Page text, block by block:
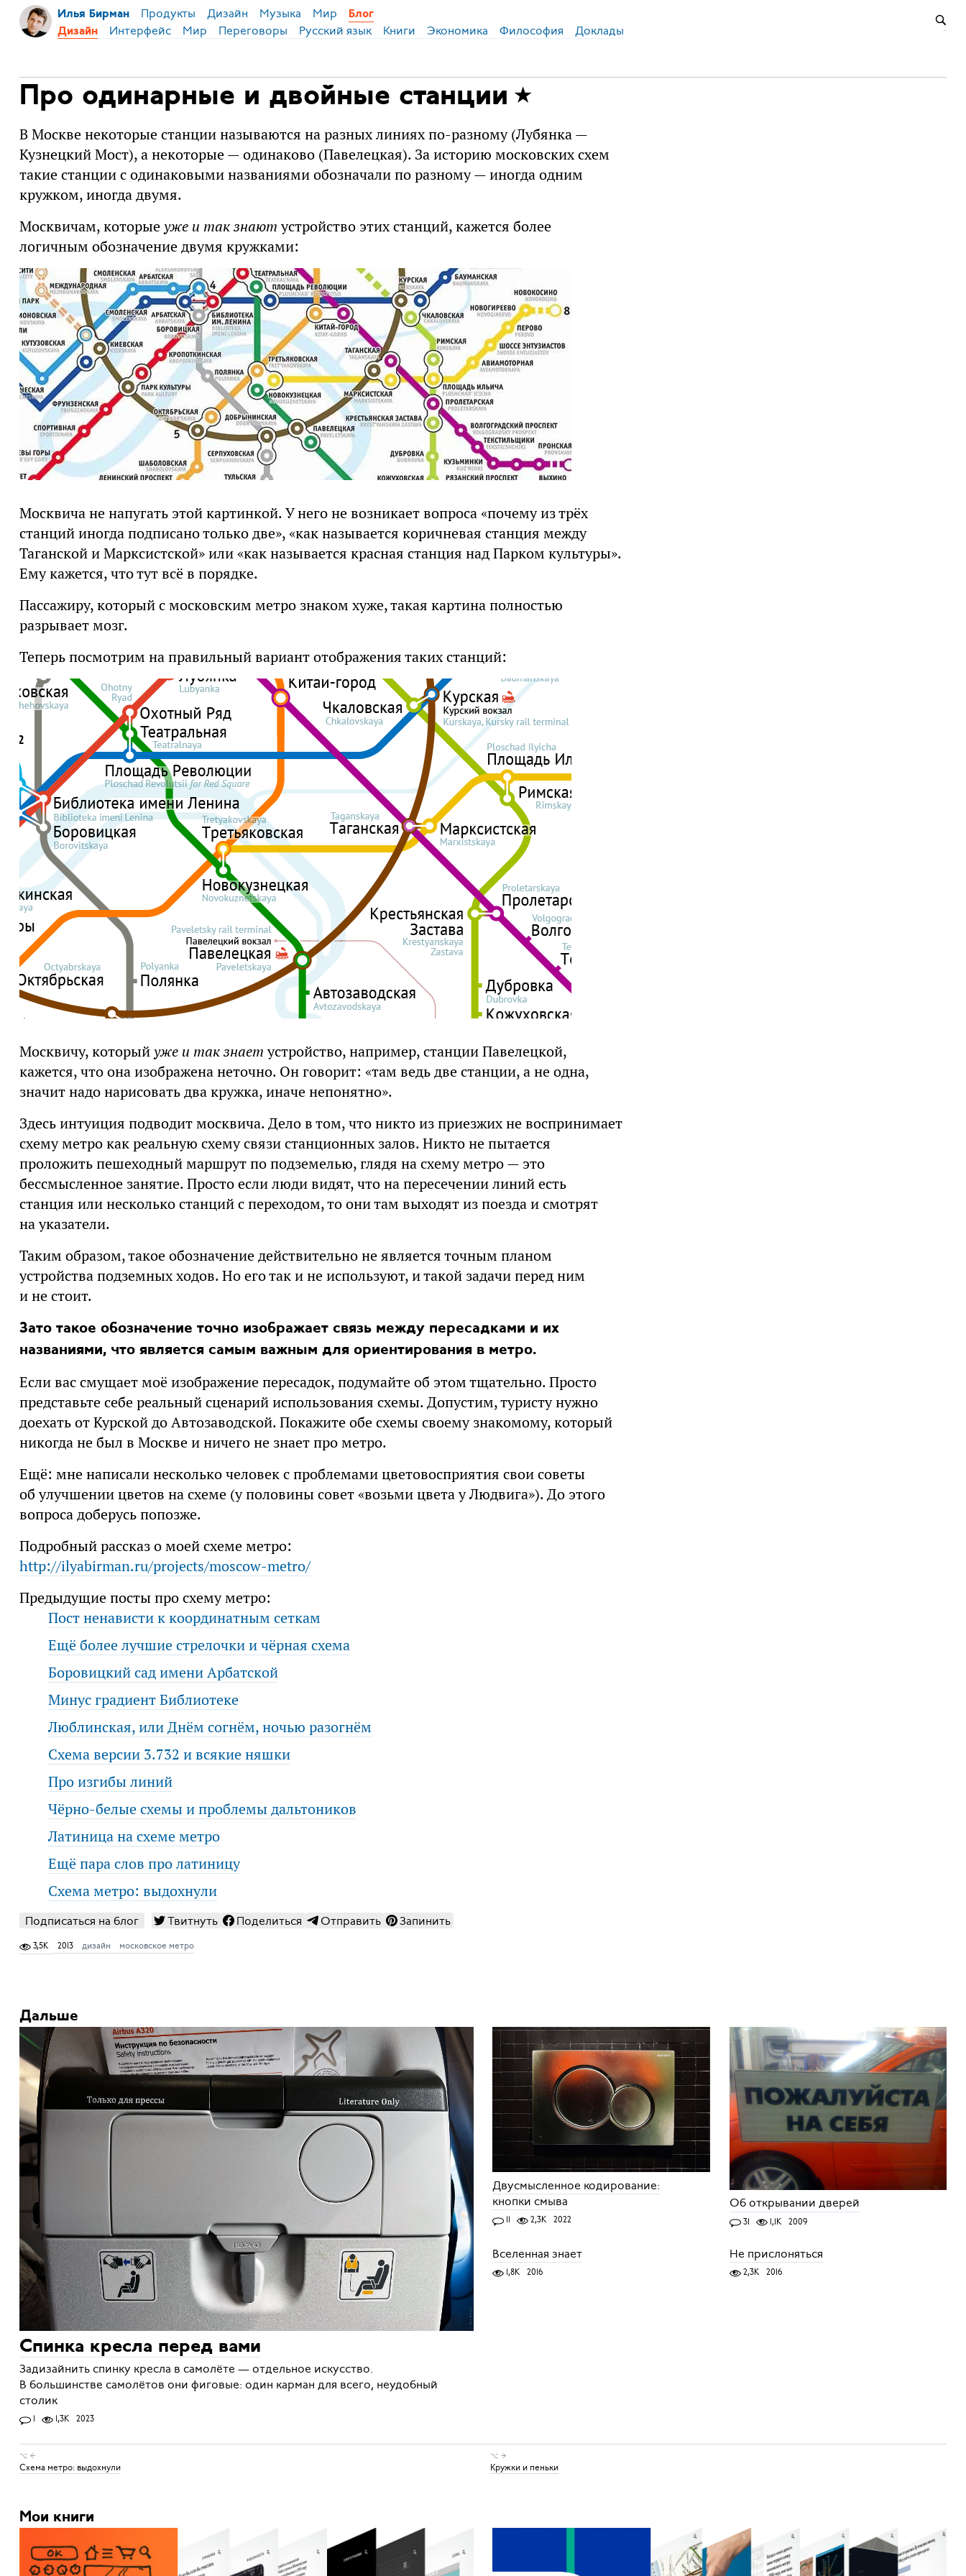
Илья Бирман Продукты Дизайн Музыка Мир
Блог
Дизайн
Интерфейс Мир Переговоры Русский язык Книги Экономика Философия Доклады
Про одинарные и двойные станции
В Москве некоторые станции называются на разных линиях по-разному (Лубянка —
Кузнецкий Мост), а некоторые — одинаково (Павелецкая). За историю московских схем
такие станции с одинаковыми названиями обозначали по разному — иногда одним
кружком, иногда двумя.
Москвичам, которыеуже и так знаютустройство этих станций, кажется более
логичным обозначение двумя кружками:
Москвича не напугать этой картинкой. У него не возникает вопроса «почему из трёх
станций иногда подписано только две», «как называется коричневая станция между
Таганской и Марксистской» или «как называется красная станция над Парком культуры».
Ему кажется, что тут всё в порядке.
Пассажиру, который с московским метро знаком хуже, такая картина полностью
разрывает мозг.
Теперь посмотрим на правильный вариант отображения таких станций:
Москвичу, которыйуже и так знаетустройство, например, станции Павелецкой,
кажется, что она изображена неточно. Он говорит: «там ведь две станции, а не одна,
значит надо нарисовать два кружка, иначе непонятно».
Здесь интуиция подводит москвича. Дело в том, что никто из приезжих не воспринимает
схему метро как реальную схему связи станционных залов. Никто не пытается
проложить пешеходный маршрут по подземелью, глядя на схему метро — это
бессмысленное занятие. Просто если люди видят, что на пересечении линий есть
станция или несколько станций с переходом, то они там выходят из поезда и смотрят
на указатели.
Таким образом, такое обозначение действительно не является точным планом
устройства подземных ходов. Но его так и не используют, и такой задачи перед ним
и не стоит.
Зато такое обозначение точно изображает связь между пересадками и их
названиями, что является самым важным для ориентирования в метро.
Если вас смущает моё изображение пересадок, подумайте об этом тщательно. Просто
представьте себе реальный сценарий использования схемы. Допустим, туристу нужно
доехать от Курской до Автозаводской. Покажите обе схемы своему знакомому, который
никогда не был в Москве и ничего не знает про метро.
Ещё: мне написали несколько человек с проблемами цветовосприятия свои советы
об улучшении цветов на схеме (у половины совет «возьми цвета у Людвига»). До этого
вопроса доберусь попозже.
Подробный рассказ о моей схеме метро:
http://ilyabirman.ru/projects/moscow-metro/
Предыдущие посты про схему метро:
Пост ненависти к координатным сеткам
Ещё более лучшие стрелочки и чёрная схема
Боровицкий сад имени Арбатской
Минус градиент Библиотеке
Люблинская, или Днём согнём, ночью разогнём
Схема версии 3.732 и всякие няшки
Про изгибы линий
Чёрно-белые схемы и проблемы дальтоников
Латиница на схеме метро
Ещё пара слов про латиницу
Схема метро: выдохнули
Подписаться на блог Твитнуть Поделиться Отправить Запинить
3,5K 2013 дизайн московское метро
Дальше
Спинка кресла перед вами
Задизайнить спинку кресла в самолёте — отдельное искусство.
В большинстве самолётов они фиговые: один карман для всего, неудобный
столик
1 1,3K 2023
Двусмысленное кодирование:
кнопки смыва
11 2,3K 2022
Об открывании дверей
31 1,1K 2009
Вселенная знает
1,8K 2016
Не прислоняться
2,3K 2016
⌥ ←
Схема метро: выдохнули
⌥ →
Кружки и пеньки
Мои книги